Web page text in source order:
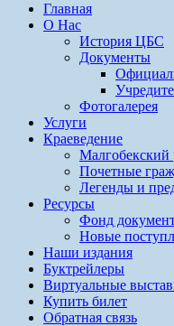
Главная
О Нас
История ЦБС
Документы
Фотогалерея
Услуги
Краеведение
Малгобекский
Почетные
Легенды и
Ресурсы
Фонд
Новые
Наши издания
Буктрейлеры
Виртуальные
Купить билет
Обратная связь